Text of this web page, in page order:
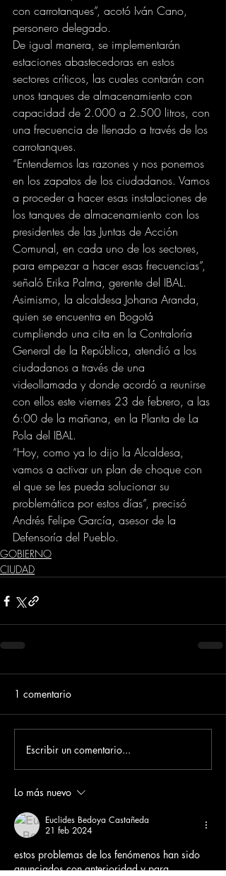
con carrotanques”, acotó Iván Cano,
personero delegado.
De igual manera, se implementarán
estaciones abastecedoras en estos
sectores críticos, las cuales contarán con
unos tanques de almacenamiento con
capacidad de 2.000 a 2.500 litros, con
una frecuencia de llenado a través de los
carrotanques.
“Entendemos las razones y nos ponemos
en los zapatos de los ciudadanos. Vamos
a proceder a hacer esas instalaciones de
los tanques de almacenamiento con los
presidentes de las Juntas de Acción
Comunal, en cada uno de los sectores,
para empezar a hacer esas frecuencias”,
señaló Erika Palma, gerente del IBAL.
Asimismo, la alcaldesa Johana Aranda,
quien se encuentra en Bogotá
cumpliendo una cita en la Contraloría
General de la República, atendió a los
ciudadanos a través de una
videollamada y donde acordó a reunirse
con ellos este viernes 23 de febrero, a las
6:00 de la mañana, en la Planta de La
Pola del IBAL.
“Hoy, como ya lo dijo la Alcaldesa,
vamos a activar un plan de choque con
el que se les pueda solucionar su
problemática por estos días”, precisó
Andrés Felipe García, asesor de la
Defensoría del Pueblo.
GOBIERNO
CIUDAD
1 comentario
Escribir un comentario...
Lo más nuevo
Euclides Bedoya Castañeda
21 feb 2024
estos problemas de los fenómenos han sido
anunciados con anterioridad y para